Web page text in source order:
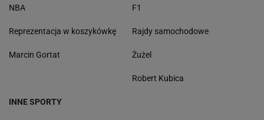
NBA
Reprezentacja w koszykówkę
Marcin Gortat
F1
Rajdy samochodowe
Żużel
Robert Kubica
INNE SPORTY